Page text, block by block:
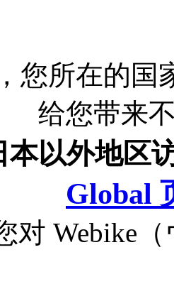
您所在的国
给您带来
本以外地区
Global
对 Webike